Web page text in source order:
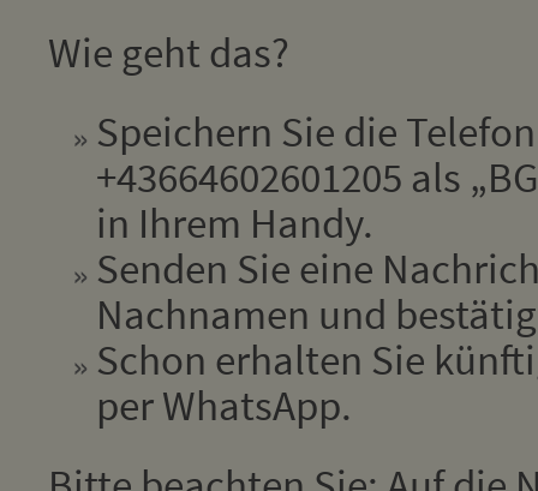
Wie geht das?
Speichern Sie die
+43664602601205 als
in Ihrem Handy.
Senden Sie eine
Nachnamen und
Schon erhalten Sie
per WhatsApp.